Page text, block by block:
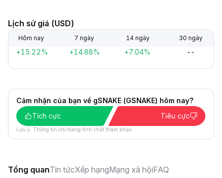
Lịch sử giá (USD)
Hôm nay 7 ngày 14 ngày 30 ngày
+15.22% +14.88% +7.04% --
Cảm nhận của bạn về gSNAKE (GSNAKE) hôm nay?
Tích cực
Tiêu cực
Lưu ý: Thông tin chỉ mang tính chất tham khảo.
Tổng quanTin tứcXếp hạngMạng xã hộiFAQ